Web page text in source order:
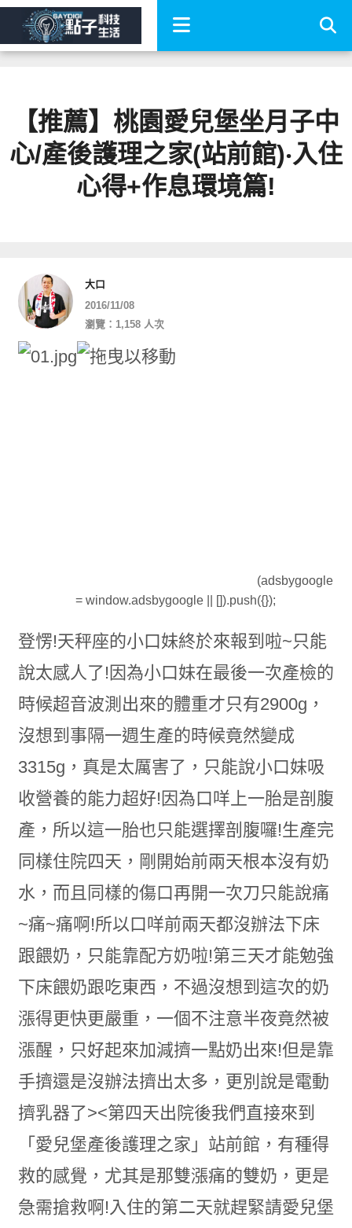
【推薦】桃園愛兒堡坐月子中
心/產後護理之家(站前館)‧入住
心得+作息環境篇!
大口
2016/11/08
瀏覽：1,158 人次
(adsbygoogle
= window.adsbygoogle || []).push({});
登愣!天秤座的小口妹終於來報到啦~只能
說太感人了!因為小口妹在最後一次產檢的
時候超音波測出來的體重才只有2900g，
沒想到事隔一週生產的時候竟然變成
3315g，真是太厲害了，只能說小口妹吸
收營養的能力超好!因為口咩上一胎是剖腹
產，所以這一胎也只能選擇剖腹囉!生產完
同樣住院四天，剛開始前兩天根本沒有奶
水，而且同樣的傷口再開一次刀只能說痛
~痛~痛啊!所以口咩前兩天都沒辦法下床
跟餵奶，只能靠配方奶啦!第三天才能勉強
下床餵奶跟吃東西，不過沒想到這次的奶
漲得更快更嚴重，一個不注意半夜竟然被
漲醒，只好起來加減擠一點奶出來!但是靠
手擠還是沒辦法擠出太多，更別說是電動
擠乳器了><第四天出院後我們直接來到
「愛兒堡產後護理之家」站前館，有種得
救的感覺，尤其是那雙漲痛的雙奶，更是
急需搶救啊!入住的第二天就趕緊請愛兒堡